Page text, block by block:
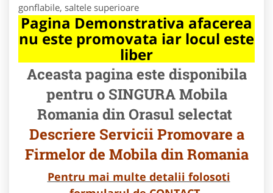
gonflabile, saltele superioare
Pagina Demonstrativa afacerea
nu este promovata iar locul este
liber
Aceasta pagina este disponibila
pentru o SINGURA Mobila
Romania din Orasul selectat
Descriere Servicii Promovare a
Firmelor de Mobila din Romania
Pentru mai multe detalii folosoti